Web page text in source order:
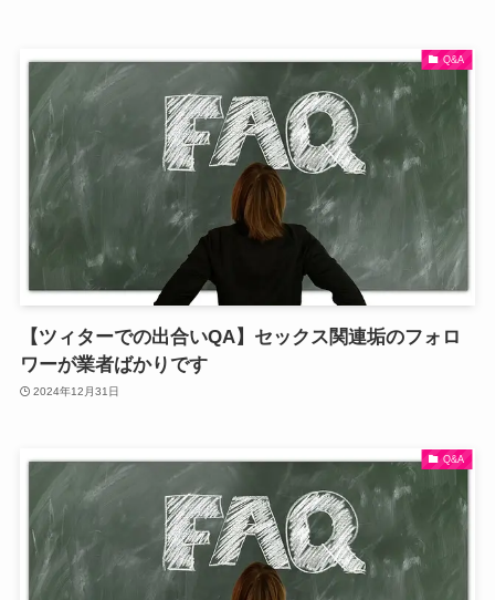
Q&A
【ツィターでの出合いQA】セックス関連垢のフォロ
ワーが業者ばかりです
2024年12月31日
Q&A